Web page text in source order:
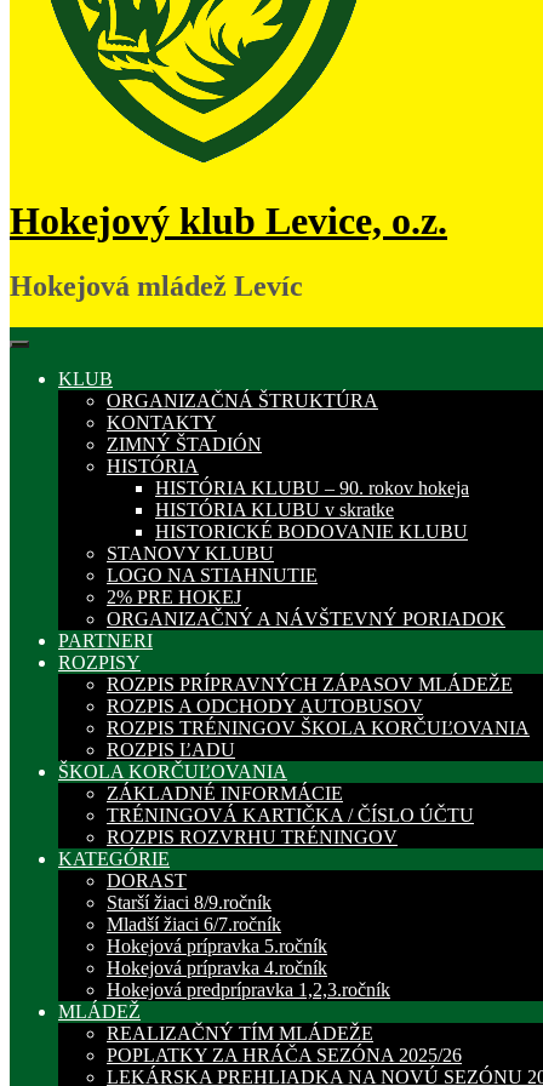
Hokejový klub Levice, o.z.
Hokejová mládež Levíc
KLUB
ORGANIZAČNÁ ŠTRUKTÚRA
KONTAKTY
ZIMNÝ ŠTADIÓN
HISTÓRIA
HISTÓRIA KLUBU – 90. rokov hokeja
HISTÓRIA KLUBU v skratke
HISTORICKÉ BODOVANIE KLUBU
STANOVY KLUBU
LOGO NA STIAHNUTIE
2% PRE HOKEJ
ORGANIZAČNÝ A NÁVŠTEVNÝ PORIADOK
PARTNERI
ROZPISY
ROZPIS PRÍPRAVNÝCH ZÁPASOV MLÁDEŽE
ROZPIS A ODCHODY AUTOBUSOV
ROZPIS TRÉNINGOV ŠKOLA KORČUĽOVANIA
ROZPIS ĽADU
ŠKOLA KORČUĽOVANIA
ZÁKLADNÉ INFORMÁCIE
TRÉNINGOVÁ KARTIČKA / ČÍSLO ÚČTU
ROZPIS ROZVRHU TRÉNINGOV
KATEGÓRIE
DORAST
Starší žiaci 8/9.ročník
Mladší žiaci 6/7.ročník
Hokejová prípravka 5.ročník
Hokejová prípravka 4.ročník
Hokejová predprípravka 1,2,3.ročník
MLÁDEŽ
REALIZAČNÝ TÍM MLÁDEŽE
POPLATKY ZA HRÁČA SEZÓNA 2025/26
LEKÁRSKA PREHLIADKA NA NOVÚ SEZÓNU